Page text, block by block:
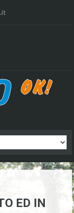
ED IN